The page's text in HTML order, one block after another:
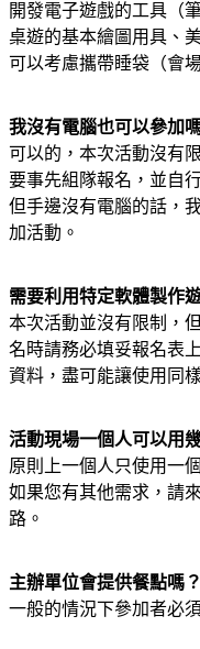
開發電子遊戲的工具（
桌遊的基本繪圖用具、
可以考慮攜帶睡袋（會
我沒有電腦也可以參加
可以的，本次活動沒有
要事先組隊報名，並自
但手邊沒有電腦的話，
加活動。
需要利用特定軟體製作
本次活動並沒有限制，
名時請務必填妥報名表
資料，盡可能讓使用同
活動現場一個人可以用
原則上一個人只使用一
如果您有其他需求，請
路。
主辦單位會提供餐點嗎？
一般的情況下參加者必